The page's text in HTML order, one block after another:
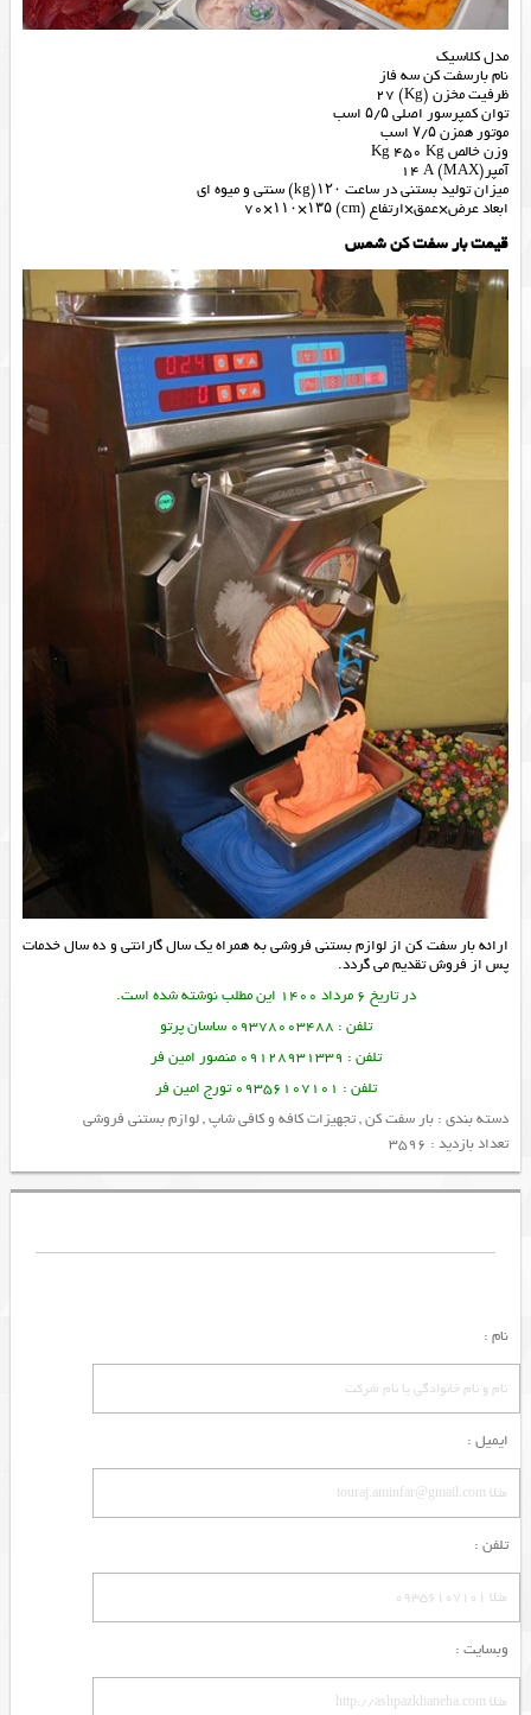
مدل کلاسیک
نام بارسفت کن سه فاز
ظرفیت مخزن (Kg) 27
توان کمپرسور اصلی ۵/۵ اسب
موتور همزن ۷/۵ اسب
وزن خالص Kg 450 Kg
آمپر(MAX) 14 A
میزان تولید بستنی در ساعت ۱۲۰(kg) سنتی و میوه ای
ابعاد عرض×عمق×ارتفاع (cm) 70×۱۱۰×۱۳۵
قیمت بار سفت کن شمس
ارائهبار سفت کناز لوازم بستنی فروشیبه همراه یک سال گارانتی و ده سال خدمات
پس از فروش تقدیم می گردد.
در تاریخ 6 مرداد 1400 این مطلب نوشته شده است.
تلفن : 09378003488 ساسان پرتو
تلفن : 09128931339 منصور امین فر
تلفن : 09356107101 تورج امین فر
دسته بندی : بار سفت کن,تجهیزات کافه و کافی شاپ,لوازم بستنی فروشی
تعداد بازدید : 3596
نام :
ایمیل :
تلفن :
وبسایت :